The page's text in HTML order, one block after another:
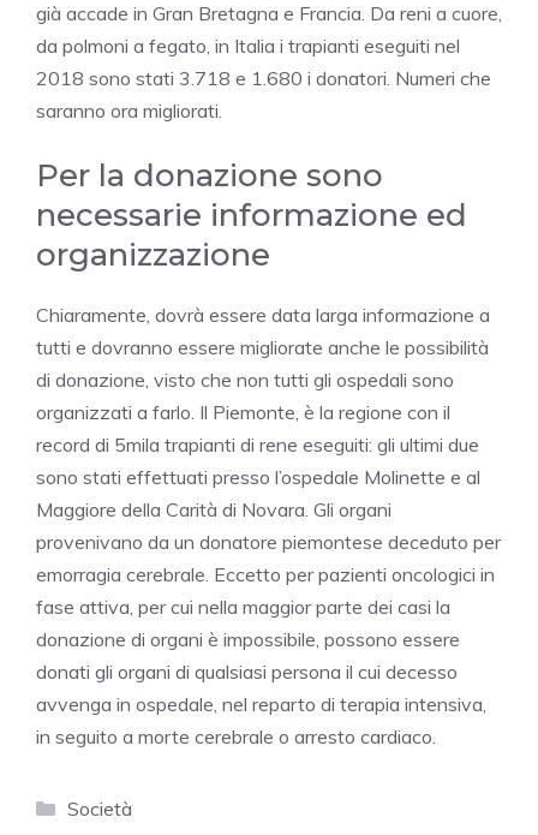
già accade in Gran Bretagna e Francia. Da reni a cuore,
da polmoni a fegato, in Italia i trapianti eseguiti nel
2018 sono stati 3.718 e 1.680 i donatori. Numeri che
saranno ora migliorati.
Per la donazione sono
necessarie informazione ed
organizzazione
Chiaramente, dovrà essere data larga informazione a
tutti e dovranno essere migliorate anche le possibilità
di donazione, visto che non tutti gli ospedali sono
organizzati a farlo. Il Piemonte, è la regione con il
record di 5mila trapianti di rene eseguiti: gli ultimi due
sono stati effettuati presso l’ospedale Molinette e al
Maggiore della Carità di Novara. Gli organi
provenivano da un donatore piemontese deceduto per
emorragia cerebrale. Eccetto per pazienti oncologici in
fase attiva, per cui nella maggior parte dei casi la
donazione di organi è impossibile, possono essere
donati gli organi di qualsiasi persona il cui decesso
avvenga in ospedale, nel reparto di terapia intensiva,
in seguito a morte cerebrale o arresto cardiaco.
Categorie
Società